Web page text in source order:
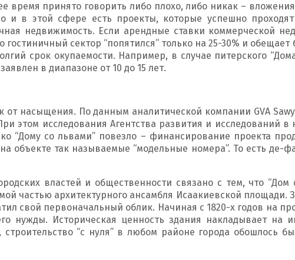
время принято говорить либо плохо, либо никак –
и в этой сфере есть проекты, которые успешно
недвижимость. Если арендные ставки коммерческой
сектор “попятился” только на 25-30% и
срок окупаемости. Например, в случае питерского
в диапазоне от 10 до 15 лет.
насыщения. По данным аналитической компании GVA
этом исследования Агентства развития и
“Дому со львами” повезло – финансирование проекта
объекте так называемые “модельные номера”. То есть
властей и общественности связано с тем, что
частью архитектурного ансамбля Исаакиевской площади.
свой первоначальный облик. Начиная с 1820-х годов на
нужды. Историческая ценность здания накладывает на
строительство “с нуля” в любом районе города